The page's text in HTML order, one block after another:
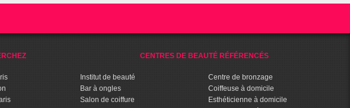
CENTRES DE BEAUTÉ RÉFÉRENCÉS
Institut de beauté
Bar à ongles
Salon de coiffure
Centre de bronzage
Coiffeuse à domicile
Esthéticienne à domicile